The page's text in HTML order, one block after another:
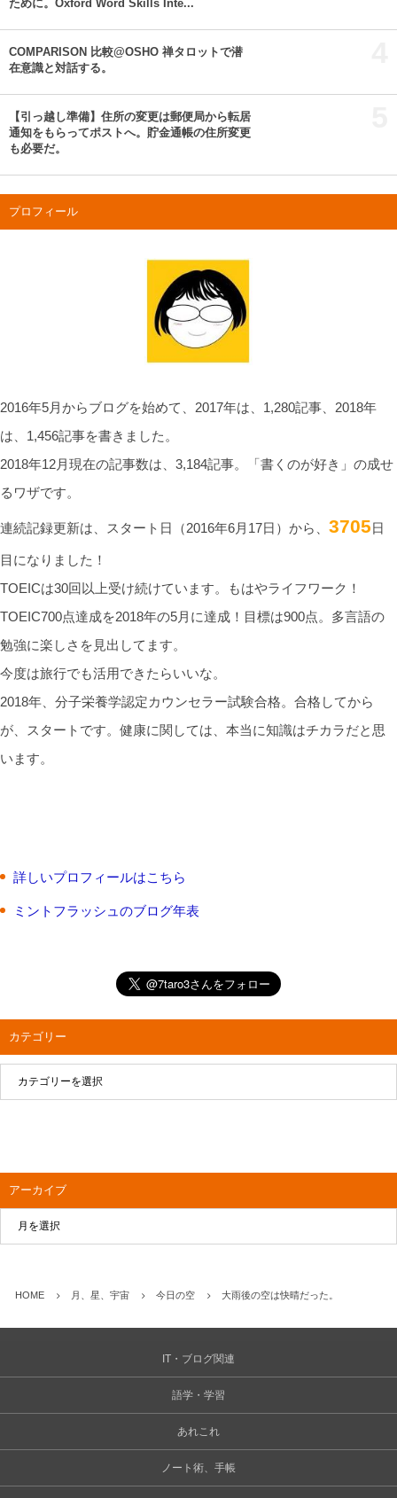
ために。Oxford Word Skills Inte...
COMPARISON 比較@OSHO 禅タロットで潜
在意識と対話する。
【引っ越し準備】住所の変更は郵便局から転居
通知をもらってポストへ。貯金通帳の住所変更
も必要だ。
プロフィール
2016年5月からブログを始めて、2017年は、1,280記事、2018年
は、1,456記事を書きました。
2018年12月現在の記事数は、3,184記事。「書くのが好き」の成せ
るワザです。
連続記録更新は、スタート日（2016年6月17日）から、 3705日
目になりました！
TOEICは30回以上受け続けています。もはやライフワーク！
TOEIC700点達成を2018年の5月に達成！目標は900点。多言語の
勉強に楽しさを見出してます。
今度は旅行でも活用できたらいいな。
2018年、分子栄養学認定カウンセラー試験合格。合格してから
が、スタートです。健康に関しては、本当に知識はチカラだと思
います。
詳しいプロフィールはこちら
ミントフラッシュのブログ年表
カテゴリー
アーカイブ
HOME 月、星、宇宙 今日の空 大雨後の空は快晴だった。
IT・ブログ関連
語学・学習
あれこれ
ノート術、手帳